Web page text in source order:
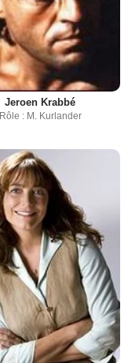
Jeroen Krabbé
Rôle : M. Kurlander